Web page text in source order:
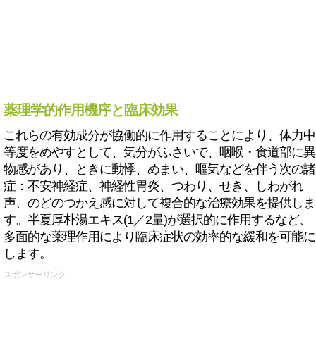
薬理学的作用機序と臨床効果
これらの有効成分が協働的に作用することにより、体力中
等度をめやすとして、気分がふさいで、咽喉・食道部に異
物感があり、ときに動悸、めまい、嘔気などを伴う次の諸
症：不安神経症、神経性胃炎、つわり、せき、しわがれ
声、のどのつかえ感に対して複合的な治療効果を提供しま
す。半夏厚朴湯エキス(1／2量)が選択的に作用するなど、
多面的な薬理作用により臨床症状の効率的な緩和を可能に
します。
スポンサーリンク